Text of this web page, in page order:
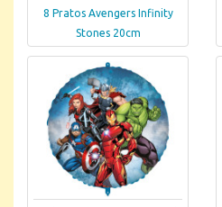
8 Pratos Avengers Infinity
Stones 20cm